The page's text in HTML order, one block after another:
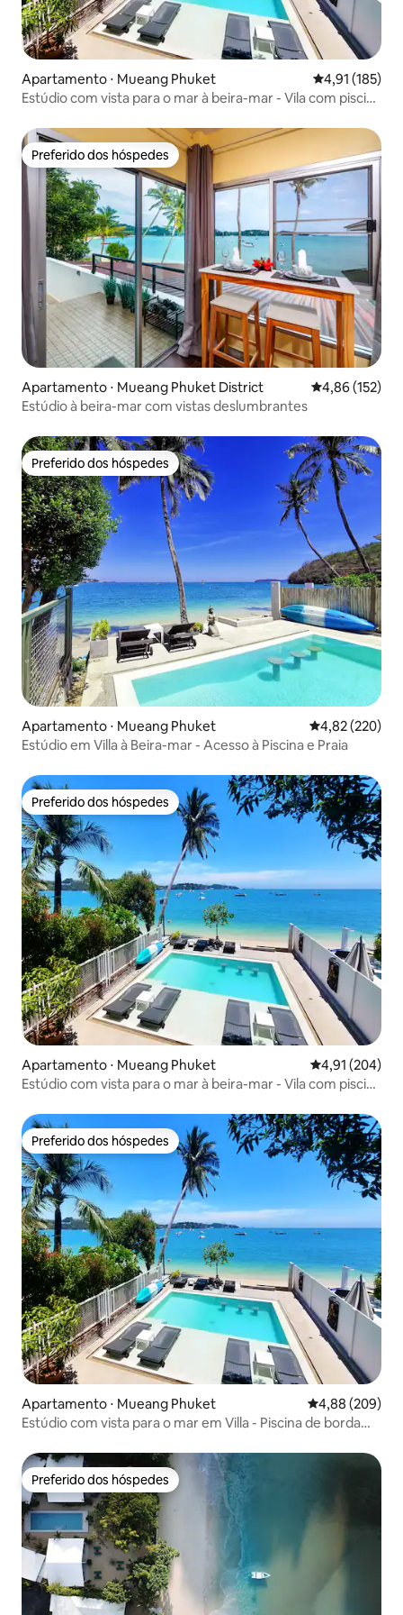
Apartamento ⋅ Mueang Phuket 4,91 de uma
4,91 (185)
Estúdio com vista para o mar à beira-mar - Vila com piscina
Preferido dos hóspedes
Preferido dos hóspedes
Apartamento ⋅ Mueang Phuket District 4,86 de uma
4,86 (152)
Estúdio à beira-mar com vistas deslumbrantes
Preferido dos hóspedes
Preferido dos hóspedes
Apartamento ⋅ Mueang Phuket 4,82 de uma
4,82 (220)
Estúdio em Villa à Beira-mar - Acesso à Piscina e Praia
Preferido dos hóspedes
Preferido dos hóspedes
Apartamento ⋅ Mueang Phuket 4,91 de uma
4,91 (204)
Estúdio com vista para o mar à beira-mar - Vila com piscina
Preferido dos hóspedes
Preferido dos hóspedes
Apartamento ⋅ Mueang Phuket 4,88 de uma
4,88 (209)
Estúdio com vista para o mar em Villa - Piscina de borda
Preferido dos hóspedes
Preferido dos hóspedes